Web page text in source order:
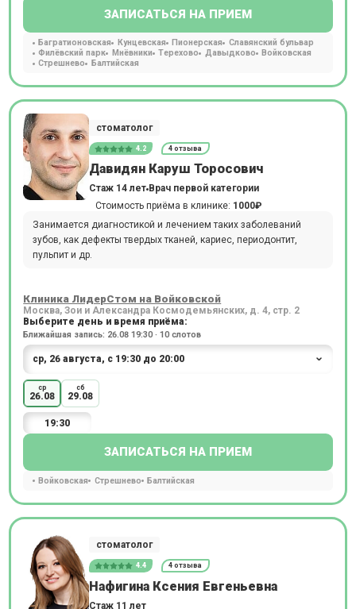
ЗАПИСАТЬСЯ НА ПРИЕМ
Багратионовская Кунцевская Пионерская
Славянский бульвар
Филёвский парк
Мнёвники Терехово Давыдково
Войковская
Стрешнево
Балтийская
стоматолог
4.2 4 отзыва
Давидян Каруш Торосович
Стаж 14 лет Врач первой категории
Стоимость приёма в клинике: 1000₽
Занимается диагностикой и лечением таких заболеваний
зубов, как дефекты твердых тканей, кариес, периодонтит,
пульпит и др.
Клиника ЛидерСтом на Войковской
Москва, Зои и Александра Космодемьянских, д. 4, стр. 2
Выберите день и время приёма:
Ближайшая запись: 26.08 19:30 · 10 слотов
ср
26.08
сб
29.08
19:30
ЗАПИСАТЬСЯ НА ПРИЕМ
Войковская Стрешнево Балтийская
стоматолог
4.4 4 отзыва
Нафигина Ксения Евгеньевна
Стаж 11 лет